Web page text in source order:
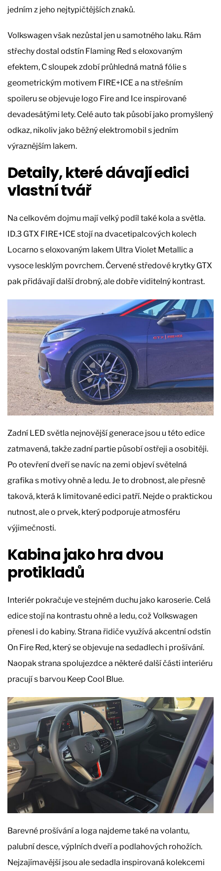
jedním z jeho nejtypičtějších znaků.
Volkswagen však nezůstal jen u samotného laku. Rám
střechy dostal odstín Flaming Red s eloxovaným
efektem, C sloupek zdobí průhledná matná fólie s
geometrickým motivem FIRE+ICE a na střešním
spoileru se objevuje logo Fire and Ice inspirované
devadesátými lety. Celé auto tak působí jako promyšlený
odkaz, nikoliv jako běžný elektromobil s jedním
výraznějším lakem.
Detaily, které dávají edici
vlastní tvář
Na celkovém dojmu mají velký podíl také kola a světla.
ID.3 GTX FIRE+ICE stojí na dvacetipalcových kolech
Locarno s eloxovaným lakem Ultra Violet Metallic a
vysoce lesklým povrchem. Červené středové krytky GTX
pak přidávají další drobný, ale dobře viditelný kontrast.
Zadní LED světla nejnovější generace jsou u této edice
zatmavená, takže zadní partie působí ostřeji a osobitěji.
Po otevření dveří se navíc na zemi objeví světelná
grafika s motivy ohně a ledu. Je to drobnost, ale přesně
taková, která k limitované edici patří. Nejde o praktickou
nutnost, ale o prvek, který podporuje atmosféru
výjimečnosti.
Kabina jako hra dvou
protikladů
Interiér pokračuje ve stejném duchu jako karoserie. Celá
edice stojí na kontrastu ohně a ledu, což Volkswagen
přenesl i do kabiny. Strana řidiče využívá akcentní odstín
On Fire Red, který se objevuje na sedadlech i prošívání.
Naopak strana spolujezdce a některé další části interiéru
pracují s barvou Keep Cool Blue.
Barevné prošívání a loga najdeme také na volantu,
palubní desce, výplních dveří a podlahových rohožích.
Nejzajímavější jsou ale sedadla inspirovaná kolekcemi